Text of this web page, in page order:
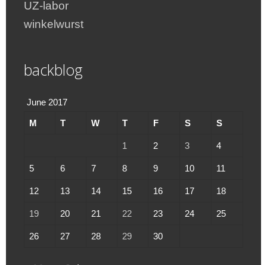
UZ-labor
winkelwurst
backblog
June 2017
M T W T F S S
1 2 3 4
5 6 7 8 9 10 11
12 13 14 15 16 17 18
19 20 21 22 23 24 25
26 27 28 29 30